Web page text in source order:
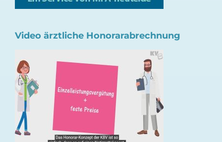
Video ärztliche Honorarabrechnung